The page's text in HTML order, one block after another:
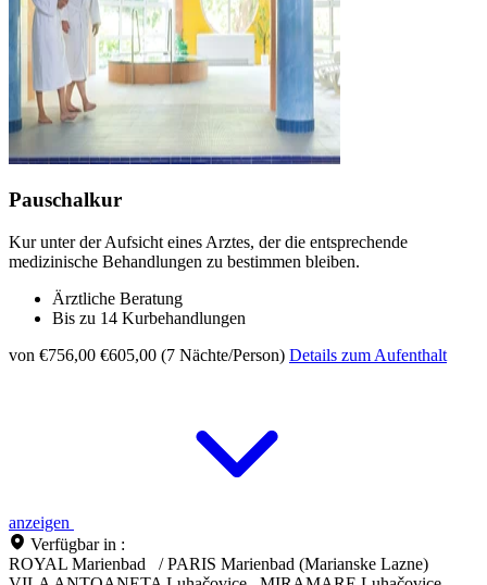
Pauschalkur
Kur unter der Aufsicht eines Arztes, der die entsprechende
medizinische Behandlungen zu bestimmen bleiben.
Ärztliche Beratung
Bis zu 14 Kurbehandlungen
von €756,00 €605,00 (7 Nächte/Person) Details zum Aufenthalt
anzeigen
Verfügbar in :
ROYAL Marienbad
/ PARIS Marienbad (Marianske Lazne)